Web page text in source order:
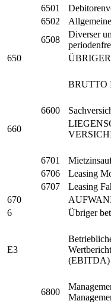
6501
6502
6508
Diverser
650
BRUTTO
6600
660
6701
6706
Leasing
6707
Leasing
670
6
Übriger
E3
(EBITDA)
6800